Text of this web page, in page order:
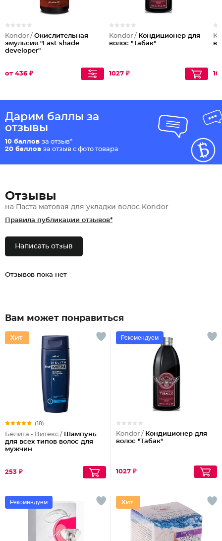
Kondor / Окислительная
эмульсия "Fast shade
developer"
от 436 ₽
Kondor / Кондиционер для
волос "Табак"
1027 ₽
Дарим баллы за
отзывы
10 баллов за отзыв*
20 баллов за отзыв с фото товара
Отзывы
на Паста матовая для укладки волос Kondor
Правила публикации отзывов*
Написать отзыв
Отзывов пока нет
Вам может понравиться
(18)
Белита - Витекс / Шампунь
для всех типов волос для
мужчин
253 ₽
Рекомендуем
Kondor / Кондиционер для
волос "Табак"
1027 ₽
Рекомендуем